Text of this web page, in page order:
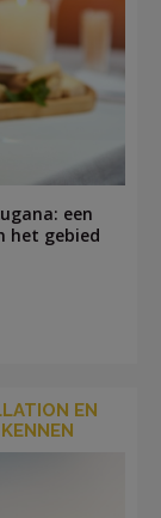
een
het gebied
EN